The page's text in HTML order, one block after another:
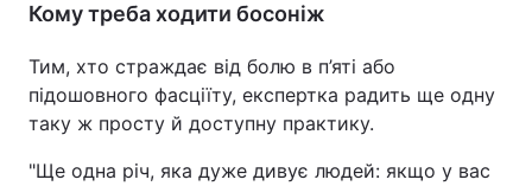
Кому треба ходити босоніж
Тим, хто страждає від болю в п’яті або
підошовного фасціїту, експертка радить ще одну
таку ж просту й доступну практику.
"Ще одна річ, яка дуже дивує людей: якщо у вас